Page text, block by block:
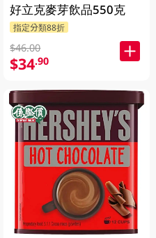
好立克麥芽飲品550克
指定分類88折
$46.00
$34.90